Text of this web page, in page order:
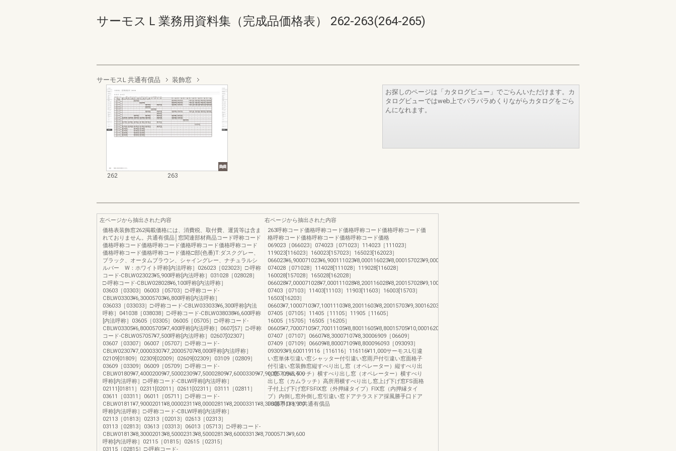
サーモスＬ業務用資料集（完成品価格表） 262-263(264-265)
サーモスL 共通有償品 装飾窓
262 263
お探しのページは「カタログビュー」でごらんいただけます。カ
タログビューではweb上でパラパラめくりながらカタログをごら
んになれます。
左ページから抽出された内容
価格表装飾窓262掲載価格には、消費税、取付費、運賃等は含ま
れておりません。共通有償品│窓関連部材商品コード呼称コード
価格呼称コード価格呼称コード価格呼称コード価格呼称コード
価格呼称コード価格呼称コード価格□部(色番)T:ダスクグレー、
ブラック、オータムブラウン、シャイングレー、ナチュラルシ
ルバー W：ホワイト呼称[内法呼称］026023［023023］□-呼称
コード-CBLW023023¥5,900呼称[内法呼称］031028［028028］
□-呼称コード-CBLW028028¥6,100呼称[内法呼称］
03603［03303］06003［05703］□-呼称コード-
CBLW03303¥6,30005703¥6,800呼称[内法呼称］
036033［033033］□-呼称コード-CBLW033033¥6,300呼称[内法
呼称］041038［038038］□-呼称コード-CBLW038038¥6,600呼称
[内法呼称］03605［03305］06005［05705］□-呼称コード-
CBLW03305¥6,80005705¥7,400呼称[内法呼称］0607[57］□-呼称
コード-CBLW057057¥7,500呼称[内法呼称］02607[02307］
03607［03307］06007［05707］□-呼称コード-
CBLW02307¥7,00003307¥7,20005707¥8,000呼称[内法呼称］
02109[01809］02309[02009］02609[02309］03109［02809］
03609［03309］06009［05709］□-呼称コード-
CBLW01809¥7,40002009¥7,50002309¥7,50002809¥7,60003309¥7,90005709¥8,400
呼称[内法呼称］□-呼称コード-CBLW呼称[内法呼称］
02111[01811］02311[02011］02611[02311］03111［02811］
03611［03311］06011［05711］□-呼称コード-
CBLW01811¥7,90002011¥8,00002311¥8,00002811¥8,20003311¥8,30005711¥8,900
呼称[内法呼称］□-呼称コード-CBLW呼称[内法呼称］
02113［01813］02313［02013］02613［02313］
03113［02813］03613［03313］06013［05713］□-呼称コード-
CBLW01813¥8,30002013¥8,50002313¥8,50002813¥8,60003313¥8,70005713¥9,600
呼称[内法呼称］02115［01815］02615［02315］
03115［02815］□-呼称コード-
右ページから抽出された内容
263呼称コード価格呼称コード価格呼称コード価格呼称コード価
格呼称コード価格呼称コード価格呼称コード価格
069023［066023］074023［071023］114023［111023］
119023[116023］160023[157023］165023[162023］
066023¥6,900071023¥6,900111023¥8,000116023¥8,000157023¥9,000162023¥9,000069028［066028］
074028［071028］114028[111028］119028[116028］
160028[157028］165028[162028］
066028¥7,000071028¥7,000111028¥8,200116028¥8,200157028¥9,100162028¥9,10006903［06603］
07403［07103］11403[11103］11903[11603］16003[15703］
16503[16203］
06603¥7,10007103¥7,10011103¥8,20011603¥8,20015703¥9,30016203¥9,30006905［06605］
07405［07105］11405［11105］11905［11605］
16005［15705］16505［16205］
06605¥7,70007105¥7,70011105¥8,80011605¥8,80015705¥10,00016205¥10,00006907［06607］
07407［07107］06607¥8,30007107¥8,30006909［06609］
07409［07109］06609¥8,80007109¥8,800096093［093093］
093093¥9,600119116［116116］116116¥11,000サーモスL引違
い窓単体引違い窓シャッター付引違い窓雨戸付引違い窓面格子
付引違い窓装飾窓縦すべり出し窓（オペレーター）縦すべり出
し窓（カムラッチ）横すべり出し窓（オペレーター）横すべり
出し窓（カムラッチ）高所用横すべり出し窓上げ下げ窓FS面格
子付上げ下げ窓FSFIX窓（外押縁タイプ）FIX窓（内押縁タイ
プ）内倒し窓外倒し窓引違い窓ドアテラスドア採風勝手口ドア
FS勝手口ドア共通有償品